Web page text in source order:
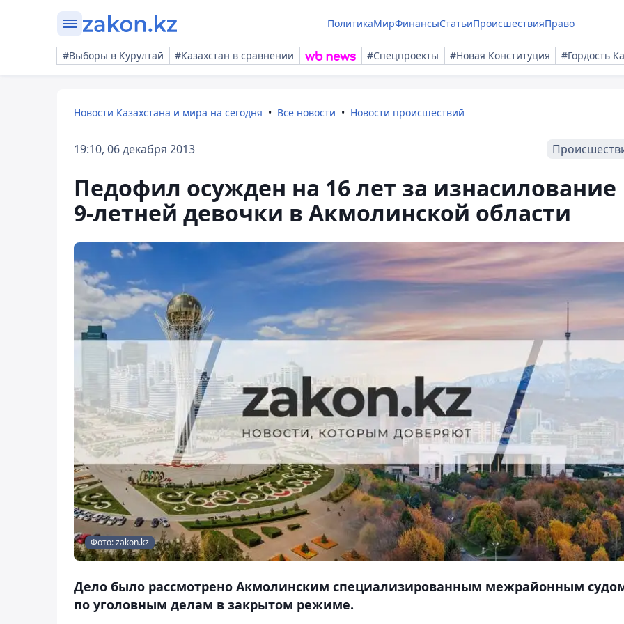
ПолитикаМирФинансыСтатьиПроисшествияПраво
#Выборы в Курултай #Казахстан в сравнении #Спецпроекты #Новая Конституция #Гордость
Новости Казахстана и мира на сегодня Все новости Новости происшествий
19:10, 06 декабря 2013
Педофил осужден на 16 лет за изнасилование
9-летней девочки в Акмолинской области
Фото: zakon.kz
Дело было рассмотрено Акмолинским специализированным межрайонным
по уголовным делам в закрытом режиме.